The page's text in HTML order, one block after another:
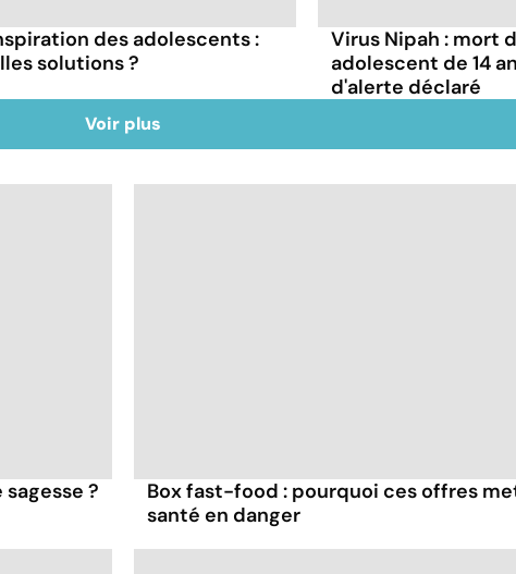
des adolescents :
solutions ?
Virus Nipah : mort
adolescent de 14
d'alerte déclaré
Voir plus
?
Box fast-food : pourquoi ces offres
santé en danger